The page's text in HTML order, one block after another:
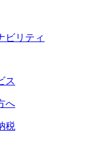
ビリティ
ス
へ
税